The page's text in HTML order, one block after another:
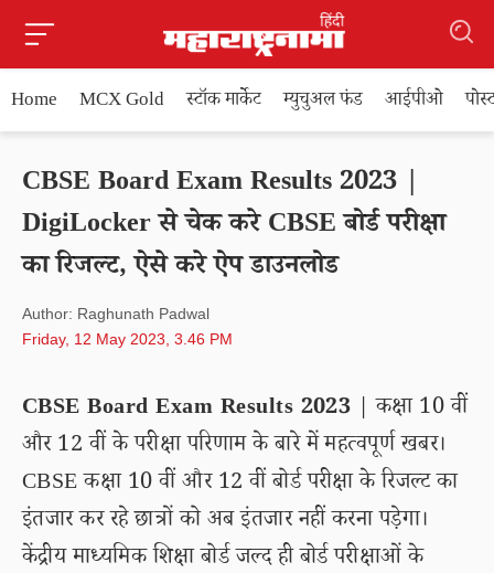
Home MCX Gold स्टॉक मार्केट म्युचुअल फंड आईपीओ
CBSE Board Exam Results 2023 |
DigiLocker से चेक करे CBSE बोर्ड परीक्षा
का रिजल्ट, ऐसे करे ऐप डाउनलोड
Author: Raghunath Padwal
Friday, 12 May 2023, 3.46 PM
CBSE Board Exam Results 2023 | कक्षा 10 वीं
और 12 वीं के परीक्षा परिणाम के बारे में महत्वपूर्ण खबर।
CBSE कक्षा 10 वीं और 12 वीं बोर्ड परीक्षा के रिजल्ट का
इंतजार कर रहे छात्रों को अब इंतजार नहीं करना पड़ेगा।
केंद्रीय माध्यमिक शिक्षा बोर्ड जल्द ही बोर्ड परीक्षाओं के